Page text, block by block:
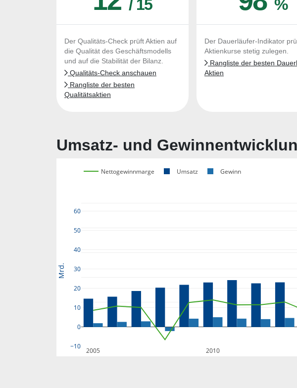
/ 15
Der Qualitäts-Check prüft Aktien auf
die Qualität des Geschäftsmodells
und auf die Stabilität der Bilanz.
Qualitäts-Check anschauen
Rangliste der besten
Qualitätsaktien
%
Der Dauerläufer-Indikator
Aktienkurse stetig zulegen.
Rangliste der besten
Aktien
Umsatz- und
2005 2010
−10
0
10
20
30
40
50
60
Nettogewinnmarge Umsatz Gewinn
Mrd.